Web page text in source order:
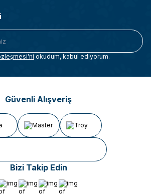
okudum, kabul ediyorum.
Güvenli Alışveriş
Bizi Takip Edin